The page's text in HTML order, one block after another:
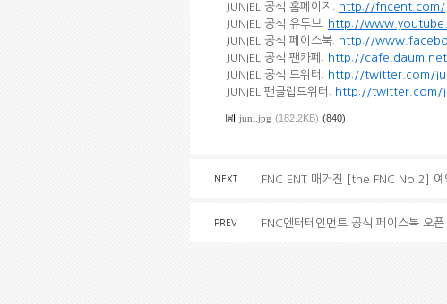
JUNIEL 공식 홈페이지: http://fncent.com/
JUNIEL 공식 유투브: http://
JUNIEL 공식 페이스북: http://
JUNIEL 공식 팬카페: http://cafe.daum.net/
JUNIEL 공식 트위터: http://twitter.com/
JUNIEL 팬클럽트위터: http://twitter.com/
juni.jpg (182.2KB) (840)
NEXT FNC ENT 매거진 [the FNC No.2] 예
PREV FNC엔터테인먼트 공식 페이스북 오픈